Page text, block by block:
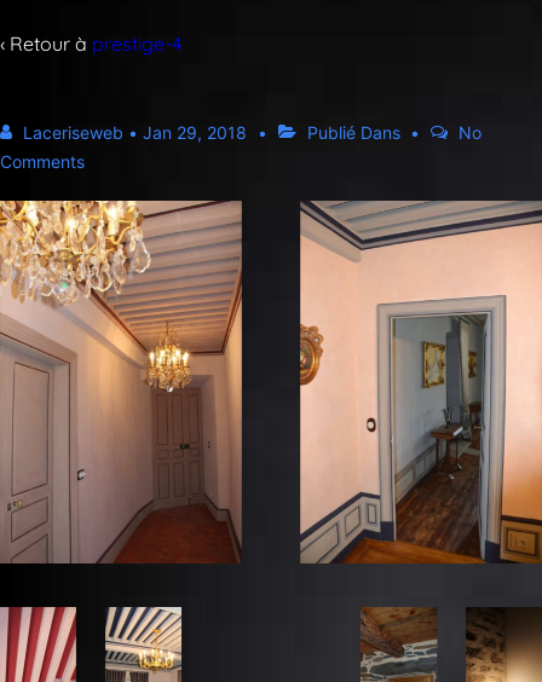
‹ Retour à prestige-4
Laceriseweb • Jan 29, 2018 Publié Dans
No
Comments